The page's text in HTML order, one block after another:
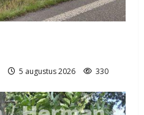
5 augustus 2026 330